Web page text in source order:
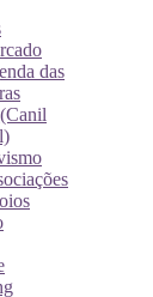
das